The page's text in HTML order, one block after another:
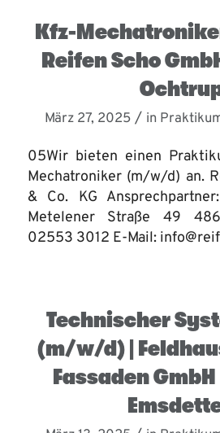
Kfz-
Reifen Scho
März 27, 2025 / in
05Wir bieten einen
Mechatroniker (m/w/d) an.
& Co. KG
Metelener Straße 49
02553 3012 E-Mail:
Technischer
(m/w/d) |
Fassaden GmbH